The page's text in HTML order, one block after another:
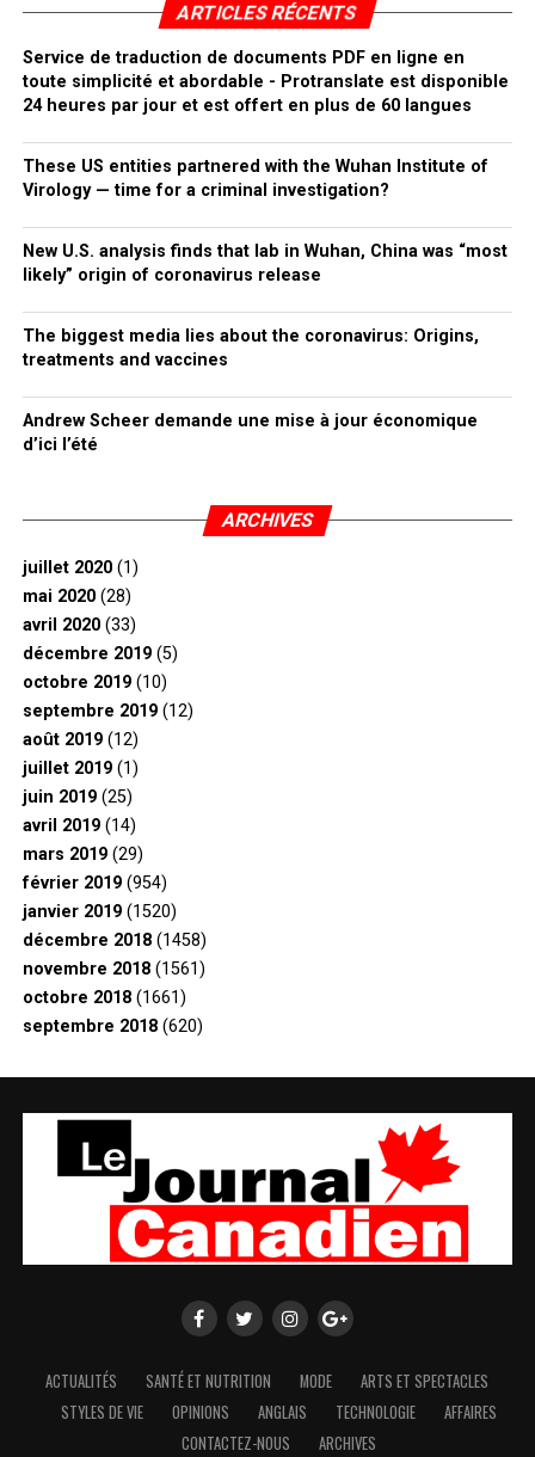
ARTICLES RÉCENTS
Service de traduction de documents PDF en ligne en
toute simplicité et abordable - Protranslate est disponible
24 heures par jour et est offert en plus de 60 langues
These US entities partnered with the Wuhan Institute of
Virology — time for a criminal investigation?
New U.S. analysis finds that lab in Wuhan, China was “most
likely” origin of coronavirus release
The biggest media lies about the coronavirus: Origins,
treatments and vaccines
Andrew Scheer demande une mise à jour économique
d’ici l’été
ARCHIVES
juillet 2020(1)
mai 2020(28)
avril 2020(33)
décembre 2019(5)
octobre 2019(10)
septembre 2019(12)
août 2019(12)
juillet 2019(1)
juin 2019(25)
avril 2019(14)
mars 2019(29)
février 2019(954)
janvier 2019(1520)
décembre 2018(1458)
novembre 2018(1561)
octobre 2018(1661)
septembre 2018(620)
ACTUALITÉS SANTÉ ET NUTRITION MODE
ARTS ET SPECTACLES
STYLES DE VIE
OPINIONS ANGLAIS TECHNOLOGIE
AFFAIRES
CONTACTEZ-NOUS
ARCHIVES